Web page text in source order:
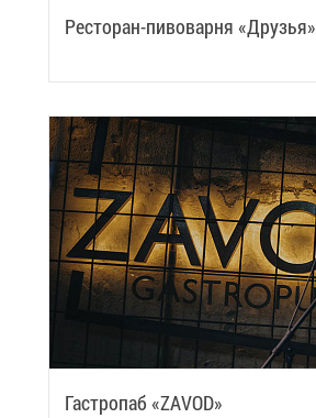
Ре­сто­ран-пи­во­вар­ня «Дру­зья»
Га­стро­паб «ZAVOD»